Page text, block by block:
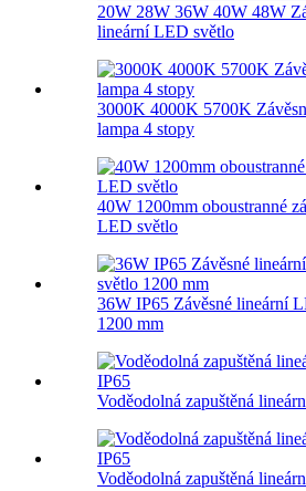
20W 28W 36W 40W 48W
lineární LED světlo
3000K 4000K 5700K
lampa 4 stopy
40W 1200mm oboustranné
LED světlo
36W IP65 Závěsné lineární
1200 mm
Voděodolná zapuštěná
Voděodolná zapuštěná